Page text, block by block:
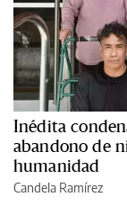
Inédita
abandono de
humanidad
Candela Ramírez